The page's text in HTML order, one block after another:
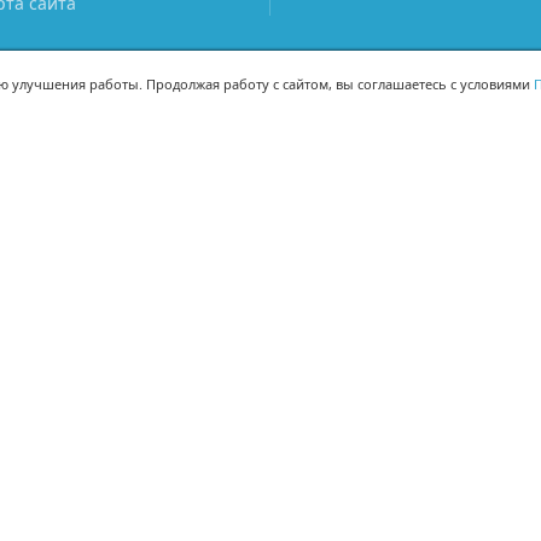
улучшения работы. Продолжая работу с сайтом, вы соглашаетесь с условиями